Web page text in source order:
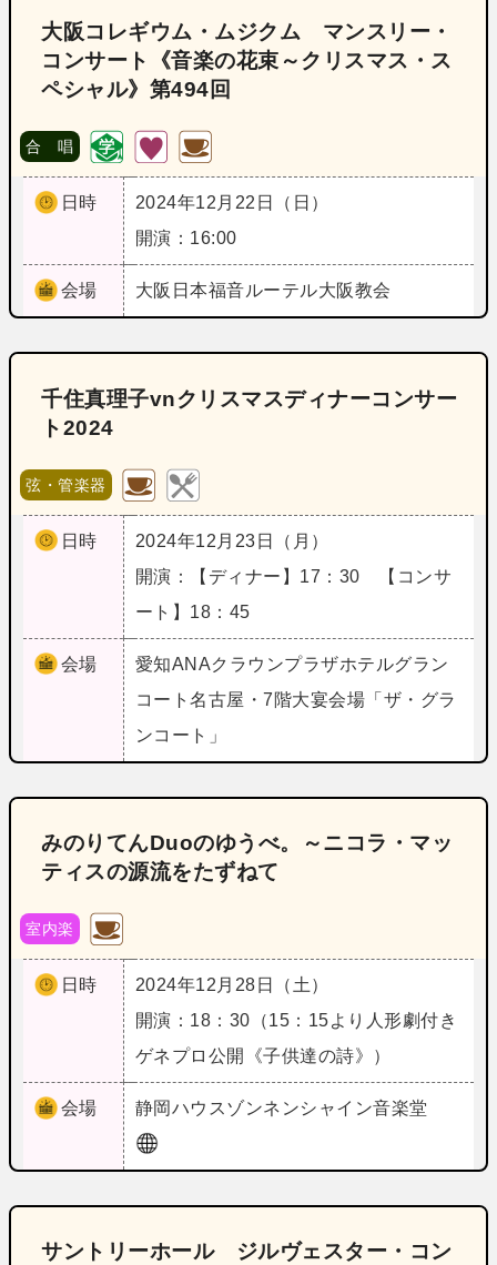
大阪コレギウム・ムジクム マンスリー・
コンサート《音楽の花束～クリスマス・ス
ペシャル》第494回
合 唱
日時
2024年12月22日（日）
開演：16:00
会場 大阪 日本福音ルーテル大阪教会
千住真理子vnクリスマスディナーコンサー
ト2024
弦・管楽器
日時
2024年12月23日（月）
開演：【ディナー】17：30 【コンサ
ート】18：45
会場 愛知ANAクラウンプラザホテルグラン
コート名古屋・7階大宴会場「ザ・グラ
ンコート」
みのりてんDuoのゆうべ。～ニコラ・マッ
ティスの源流をたずねて
室内楽
日時
2024年12月28日（土）
開演：18：30（15：15より人形劇付き
ゲネプロ公開《子供達の詩》）
会場 静岡ハウスゾンネンシャイン音楽堂
サントリーホール ジルヴェスター・コン